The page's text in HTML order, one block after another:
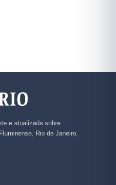
e atualizada sobre
Rio de Janeiro,